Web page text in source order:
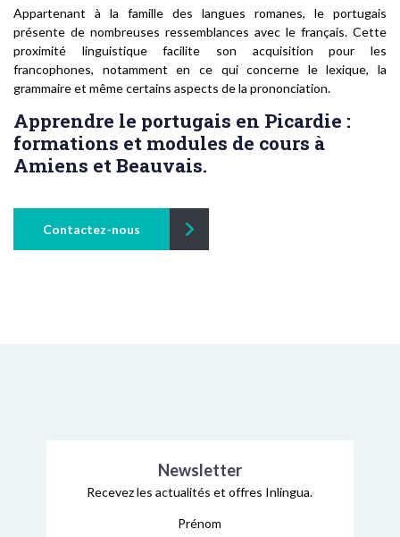
Appartenant à la famille des langues romanes, le portugais
présente de nombreuses ressemblances avec le français. Cette
proximité linguistique facilite son acquisition pour les
francophones, notamment en ce qui concerne le lexique, la
grammaire et même certains aspects de la prononciation.
Apprendre le portugais en Picardie :
formations et modules de cours à
Amiens et Beauvais.
Contactez-nous
Newsletter
Recevez les actualités et offres Inlingua.
Prénom